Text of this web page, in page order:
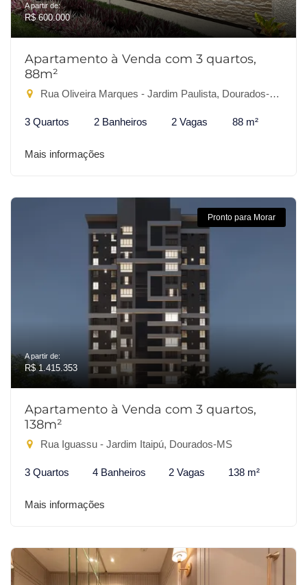
A partir de:
R$ 600.000
Apartamento à Venda com 3 quartos,
88m²
Rua Oliveira Marques - Jardim Paulista, Dourados-MS
3 Quartos 2 Banheiros 2 Vagas 88 m²
Mais informações
Pronto para Morar
A partir de:
R$ 1.415.353
Apartamento à Venda com 3 quartos,
138m²
Rua Iguassu - Jardim Itaipú, Dourados-MS
3 Quartos 4 Banheiros 2 Vagas 138 m²
Mais informações